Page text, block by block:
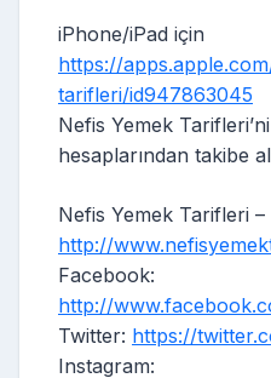
iPhone/iPad için
https://
tarifleri/id947863045
Nefis Yemek
hesaplarından takibe
Nefis Yemek Tarifleri –
http://
Facebook:
http://
Twitter: https://
Instagram: